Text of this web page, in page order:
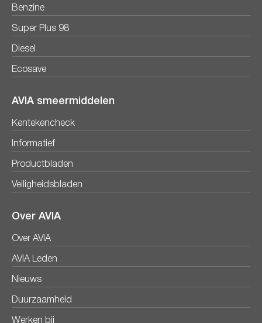
Benzine
Super Plus 98
Diesel
Ecosave
AVIA smeermiddelen
Kentekencheck
Informatief
Productbladen
Veiligheidsbladen
Over AVIA
Over AVIA
AVIA Leden
Nieuws
Duurzaamheid
Werken bij